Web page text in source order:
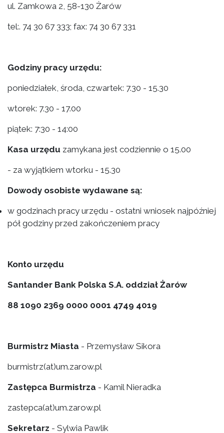
ul. Zamkowa 2, 58-130 Żarów
tel:. 74 30 67 333; fax: 74 30 67 331
Godziny pracy urzędu:
poniedziałek, środa, czwartek: 7.30 - 15.30
wtorek: 7.30 - 17.00
piątek: 7:30 - 14:00
Kasa urzędu zamykana jest codziennie o 15.00
- za wyjątkiem wtorku - 15.30
Dowody osobiste wydawane są:
w godzinach pracy urzędu - ostatni wniosek najpóźniej
pół godziny przed zakończeniem pracy
Konto urzędu
Santander Bank Polska S.A. oddział Żarów
88 1090 2369 0000 0001 4749 4019
Burmistrz Miasta - Przemysław Sikora
burmistrz(at)um.zarow.pl
Zastępca Burmistrza - Kamil Nieradka
zastepca(at)um.zarow.pl
Sekretarz - Sylwia Pawlik